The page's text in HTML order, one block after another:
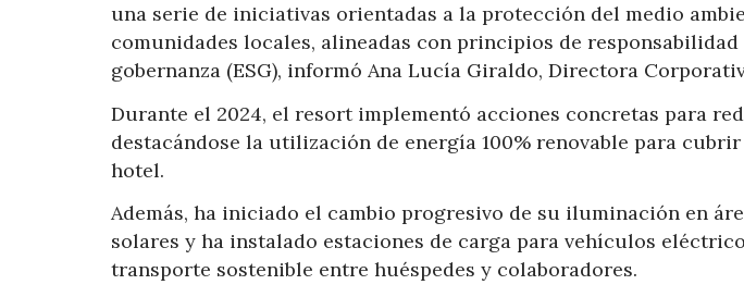
una serie de iniciativas orientadas a la protección del medio
comunidades locales, alineadas con principios de
gobernanza (ESG), informó Ana Lucía Giraldo, Directora
Durante el 2024, el resort implementó acciones concretas para
destacándose la utilización de energía 100% renovable para
hotel.
Además, ha iniciado el cambio progresivo de su iluminación en
solares y ha instalado estaciones de carga para vehículos
transporte sostenible entre huéspedes y colaboradores.